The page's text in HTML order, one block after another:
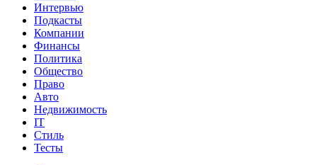
Интервью
Подкасты
Компании
Финансы
Политика
Общество
Право
Авто
Недвижимость
IT
Стиль
Тесты